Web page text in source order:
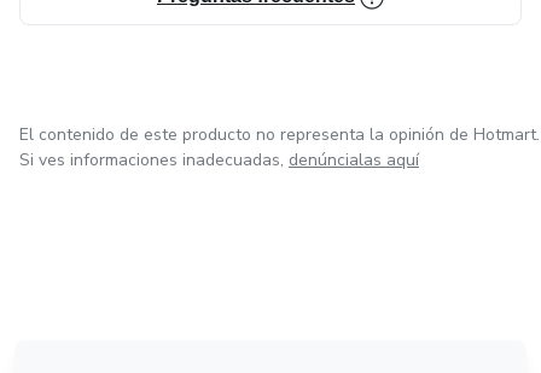
El contenido de este producto no representa la opinión de Hotmart.
Si ves informaciones inadecuadas, denúncialas aquí